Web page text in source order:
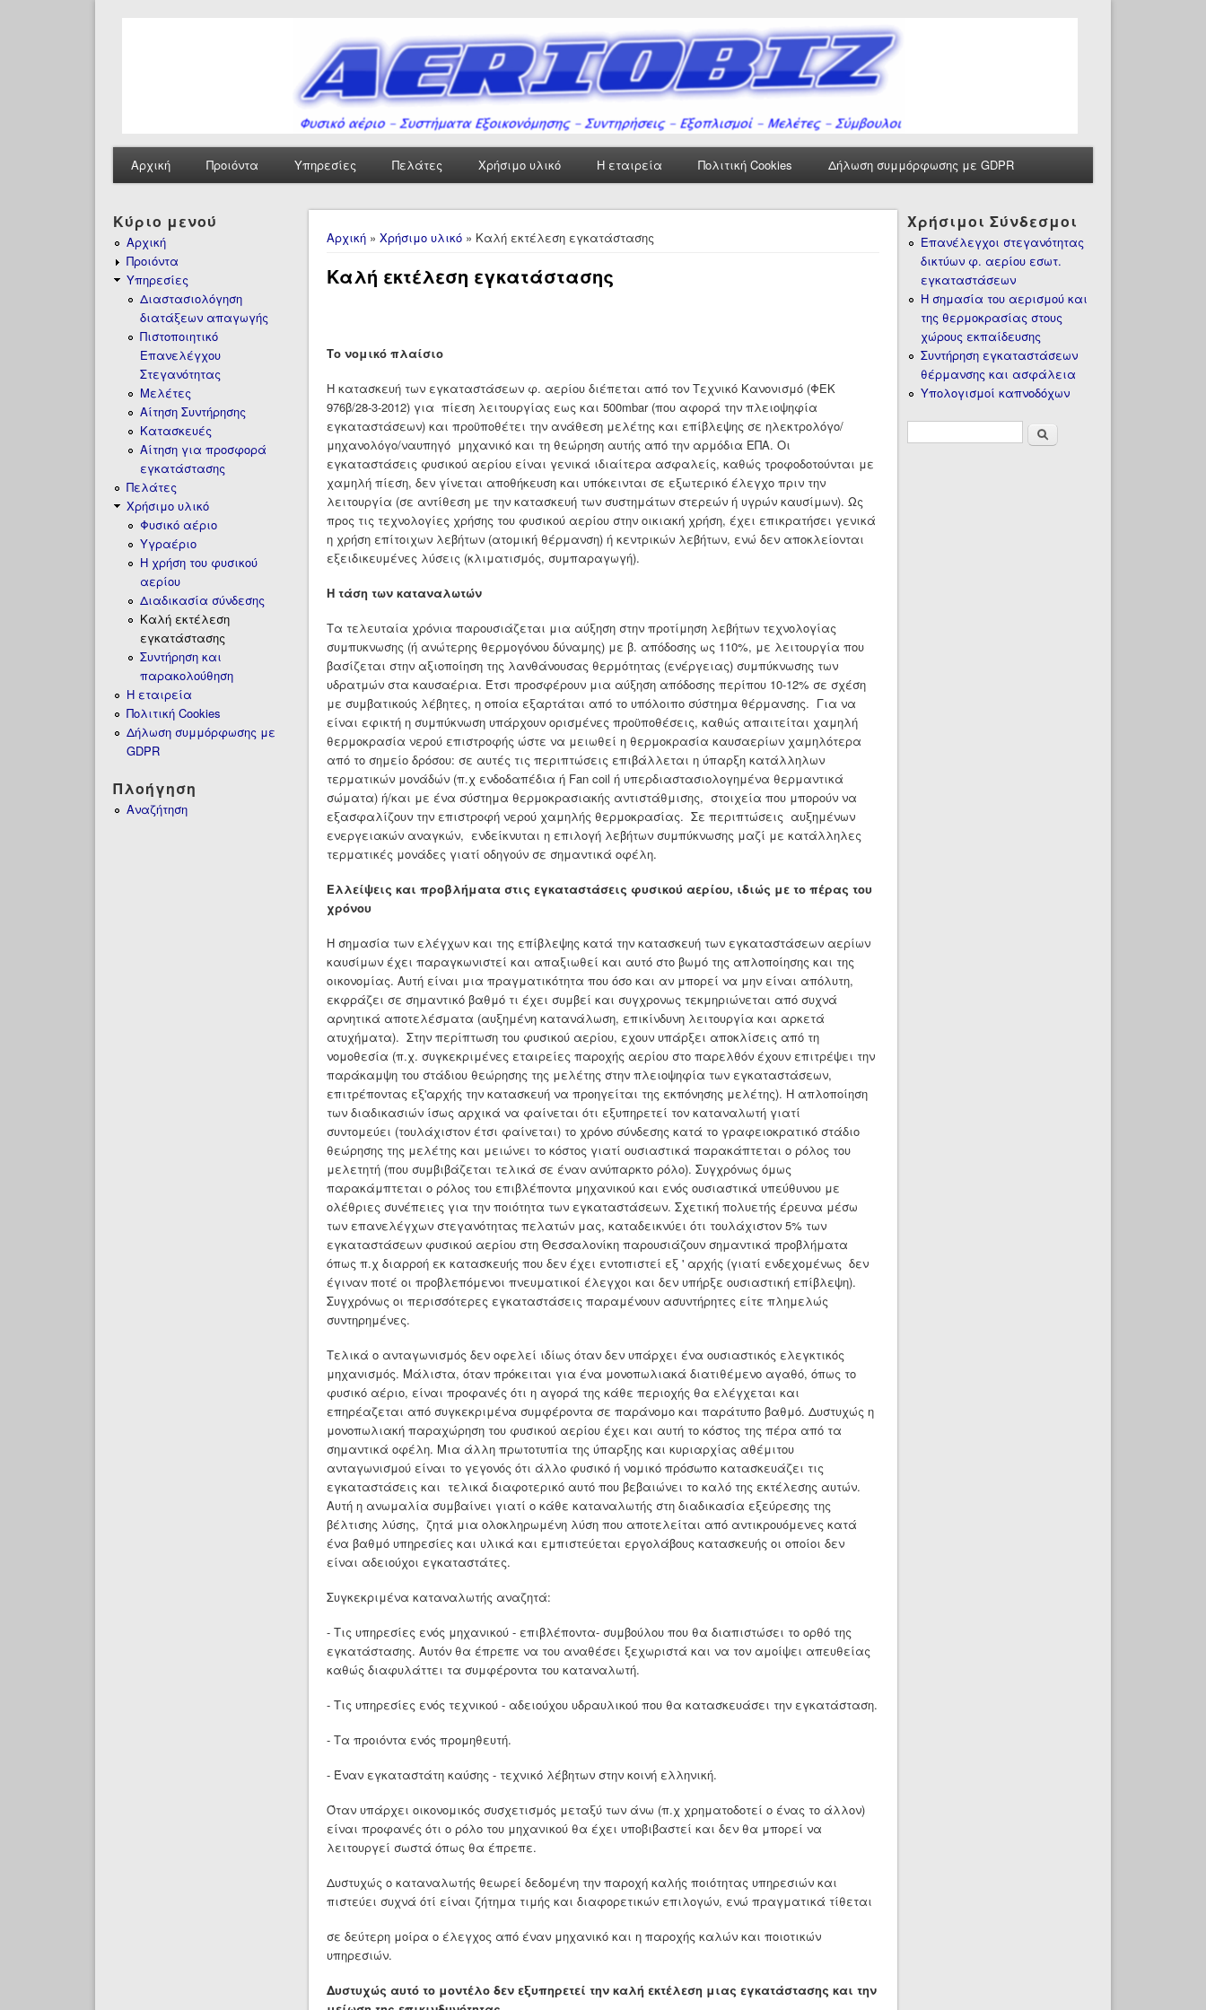
Αρχική Προιόντα Υπηρεσίες Πελάτες Χρήσιμο υλικό Η εταιρεία Πολιτική Cookies Δήλωση συμμόρφωσης με GDPR
Είστε εδώ
Αρχική »Χρήσιμο υλικό » Καλή εκτέλεση εγκατάστασης
Καλή εκτέλεση εγκατάστασης
Το νομικό πλαίσιο
Η κατασκευή των εγκαταστάσεων φ. αερίου διέπεται από τον Τεχνικό Κανονισμό (ΦΕΚ
976β/28-3-2012) για πίεση λειτουργίας εως και 500mbar (που αφορά την πλειοψηφία
εγκαταστάσεων) και προϋποθέτει την ανάθεση μελέτης και επίβλεψης σε ηλεκτρολόγο/
μηχανολόγο/ναυπηγό μηχανικό και τη θεώρηση αυτής από την αρμόδια ΕΠΑ. Οι
εγκαταστάσεις φυσικού αερίου είναι γενικά ιδιαίτερα ασφαλείς, καθώς τροφοδοτούνται με
χαμηλή πίεση, δεν γίνεται αποθήκευση και υπόκεινται σε εξωτερικό έλεγχο πριν την
λειτουργία (σε αντίθεση με την κατασκευή των συστημάτων στερεών ή υγρών καυσίμων). Ως
προς τις τεχνολογίες χρήσης του φυσικού αερίου στην οικιακή χρήση, έχει επικρατήσει γενικά
η χρήση επίτοιχων λεβήτων (ατομική θέρμανση) ή κεντρικών λεβήτων, ενώ δεν αποκλείονται
εξειδικευμένες λύσεις (κλιματισμός, συμπαραγωγή).
Η τάση των καταναλωτών
Τα τελευταία χρόνια παρουσιάζεται μια αύξηση στην προτίμηση λεβήτων τεχνολογίας
συμπυκνωσης (ή ανώτερης θερμογόνου δύναμης) με β. απόδοσης ως 110%, με λειτουργία που
βασίζεται στην αξιοποίηση της λανθάνουσας θερμότητας (ενέργειας) συμπύκνωσης των
υδρατμών στα καυσαέρια. Έτσι προσφέρουν μια αύξηση απόδοσης περίπου 10-12% σε σχέση
με συμβατικούς λέβητες, η οποία εξαρτάται από το υπόλοιπο σύστημα θέρμανσης. Για να
είναι εφικτή η συμπύκνωση υπάρχουν ορισμένες προϋποθέσεις, καθώς απαιτείται χαμηλή
θερμοκρασία νερού επιστροφής ώστε να μειωθεί η θερμοκρασία καυσαερίων χαμηλότερα
από το σημείο δρόσου: σε αυτές τις περιπτώσεις επιβάλλεται η ύπαρξη κατάλληλων
τερματικών μονάδών (π.χ ενδοδαπέδια ή Fan coil ή υπερδιαστασιολογημένα θερμαντικά
σώματα) ή/και με ένα σύστημα θερμοκρασιακής αντιστάθμισης, στοιχεία που μπορούν να
εξασφαλίζουν την επιστροφή νερού χαμηλής θερμοκρασίας. Σε περιπτώσεις αυξημένων
ενεργειακών αναγκών, ενδείκνυται η επιλογή λεβήτων συμπύκνωσης μαζί με κατάλληλες
τερματικές μονάδες γιατί οδηγούν σε σημαντικά οφέλη.
Ελλείψεις και προβλήματα στις εγκαταστάσεις φυσικού αερίου, ιδιώς με το πέρας του
χρόνου
Η σημασία των ελέγχων και της επίβλεψης κατά την κατασκευή των εγκαταστάσεων αερίων
καυσίμων έχει παραγκωνιστεί και απαξιωθεί και αυτό στο βωμό της απλοποίησης και της
οικονομίας. Αυτή είναι μια πραγματικότητα που όσο και αν μπορεί να μην είναι απόλυτη,
εκφράζει σε σημαντικό βαθμό τι έχει συμβεί και συγχρονως τεκμηριώνεται από συχνά
αρνητικά αποτελέσματα (αυξημένη κατανάλωση, επικίνδυνη λειτουργία και αρκετά
ατυχήματα). Στην περίπτωση του φυσικού αερίου, εχουν υπάρξει αποκλίσεις από τη
νομοθεσία (π.χ. συγκεκριμένες εταιρείες παροχής αερίου στο παρελθόν έχουν επιτρέψει την
παράκαμψη του στάδιου θεώρησης της μελέτης στην πλειοψηφία των εγκαταστάσεων,
επιτρέποντας εξ'αρχής την κατασκευή να προηγείται της εκπόνησης μελέτης). Η απλοποίηση
των διαδικασιών ίσως αρχικά να φαίνεται ότι εξυπηρετεί τον καταναλωτή γιατί
συντομεύει (τουλάχιστον έτσι φαίνεται) το χρόνο σύνδεσης κατά το γραφειοκρατικό στάδιο
θεώρησης της μελέτης και μειώνει το κόστος γιατί ουσιαστικά παρακάπτεται ο ρόλος του
μελετητή (που συμβιβάζεται τελικά σε έναν ανύπαρκτο ρόλο). Συγχρόνως όμως
παρακάμπτεται ο ρόλος του επιβλέποντα μηχανικού και ενός ουσιαστικά υπεύθυνου με
ολέθριες συνέπειες για την ποιότητα των εγκαταστάσεων. Σχετική πολυετής έρευνα μέσω
των επανελέγχων στεγανότητας πελατών μας, καταδεικνύει ότι τουλάχιστον 5% των
εγκαταστάσεων φυσικού αερίου στη Θεσσαλονίκη παρουσιάζουν σημαντικά προβλήματα
όπως π.χ διαρροή εκ κατασκευής που δεν έχει εντοπιστεί εξ ' αρχής (γιατί ενδεχομένως δεν
έγιναν ποτέ οι προβλεπόμενοι πνευματικοί έλεγχοι και δεν υπήρξε ουσιαστική επίβλεψη).
Συγχρόνως οι περισσότερες εγκαταστάσεις παραμένουν ασυντήρητες είτε πλημελώς
συντηρημένες.
Τελικά ο ανταγωνισμός δεν οφελεί ιδίως όταν δεν υπάρχει ένα ουσιαστικός ελεγκτικός
μηχανισμός. Μάλιστα, όταν πρόκειται για ένα μονοπωλιακά διατιθέμενο αγαθό, όπως το
φυσικό αέριο, είναι προφανές ότι η αγορά της κάθε περιοχής θα ελέγχεται και
επηρέαζεται από συγκεκριμένα συμφέροντα σε παράνομο και παράτυπο βαθμό. Δυστυχώς η
μονοπωλιακή παραχώρηση του φυσικού αερίου έχει και αυτή το κόστος της πέρα από τα
σημαντικά οφέλη. Μια άλλη πρωτοτυπία της ύπαρξης και κυριαρχίας αθέμιτου
ανταγωνισμού είναι το γεγονός ότι άλλο φυσικό ή νομικό πρόσωπο κατασκευάζει τις
εγκαταστάσεις και τελικά διαφοτερικό αυτό που βεβαιώνει το καλό της εκτέλεσης αυτών.
Αυτή η ανωμαλία συμβαίνει γιατί ο κάθε καταναλωτής στη διαδικασία εξεύρεσης της
βέλτισης λύσης, ζητά μια ολοκληρωμένη λύση που αποτελείται από αντικρουόμενες κατά
ένα βαθμό υπηρεσίες και υλικά και εμπιστεύεται εργολάβους κατασκευής οι οποίοι δεν
είναι αδειούχοι εγκαταστάτες.
Συγκεκριμένα καταναλωτής αναζητά:
- Τις υπηρεσίες ενός μηχανικού - επιβλέποντα- συμβούλου που θα διαπιστώσει το ορθό της
εγκατάστασης. Αυτόν θα έπρεπε να του αναθέσει ξεχωριστά και να τον αμοίψει απευθείας
καθώς διαφυλάττει τα συμφέροντα του καταναλωτή.
- Τις υπηρεσίες ενός τεχνικού - αδειούχου υδραυλικού που θα κατασκευάσει την εγκατάσταση.
- Τα προιόντα ενός προμηθευτή.
- Έναν εγκαταστάτη καύσης - τεχνικό λέβητων στην κοινή ελληνική.
Όταν υπάρχει οικονομικός συσχετισμός μεταξύ των άνω (π.χ χρηματοδοτεί ο ένας το άλλον)
είναι προφανές ότι ο ρόλο του μηχανικού θα έχει υποβιβαστεί και δεν θα μπορεί να
λειτουργεί σωστά όπως θα έπρεπε.
Δυστυχώς ο καταναλωτής θεωρεί δεδομένη την παροχή καλής ποιότητας υπηρεσιών και
πιστεύει συχνά ότί είναι ζήτημα τιμής και διαφορετικών επιλογών, ενώ πραγματικά τίθεται
σε δεύτερη μοίρα ο έλεγχος από έναν μηχανικό και η παροχής καλών και ποιοτικών
υπηρεσιών.
Δυστυχώς αυτό το μοντέλο δεν εξυπηρετεί την καλή εκτέλεση μιας εγκατάστασης και την
Κύριο μενού
Αρχική
Προιόντα
Υπηρεσίες
Διαστασιολόγηση
διατάξεων απαγωγής
Πιστοποιητικό
Επανελέγχου
Στεγανότητας
Μελέτες
Αίτηση Συντήρησης
Κατασκευές
Αίτηση για προσφορά
εγκατάστασης
Πελάτες
Χρήσιμο υλικό
Φυσικό αέριο
Υγραέριο
H χρήση του φυσικού
αερίου
Διαδικασία σύνδεσης
Καλή εκτέλεση
εγκατάστασης
Συντήρηση και
παρακολούθηση
Η εταιρεία
Πολιτική Cookies
Δήλωση συμμόρφωσης με
GDPR
Πλοήγηση
Αναζήτηση
Χρήσιμοι Σύνδεσμοι
Επανέλεγχοι στεγανότητας
δικτύων φ. αερίου εσωτ.
εγκαταστάσεων
Η σημασία του αερισμού και
της θερμοκρασίας στους
χώρους εκπαίδευσης
Συντήρηση εγκαταστάσεων
θέρμανσης και ασφάλεια
Υπολογισμοί καπνοδόχων
Φόρμα
Αναζήτηση